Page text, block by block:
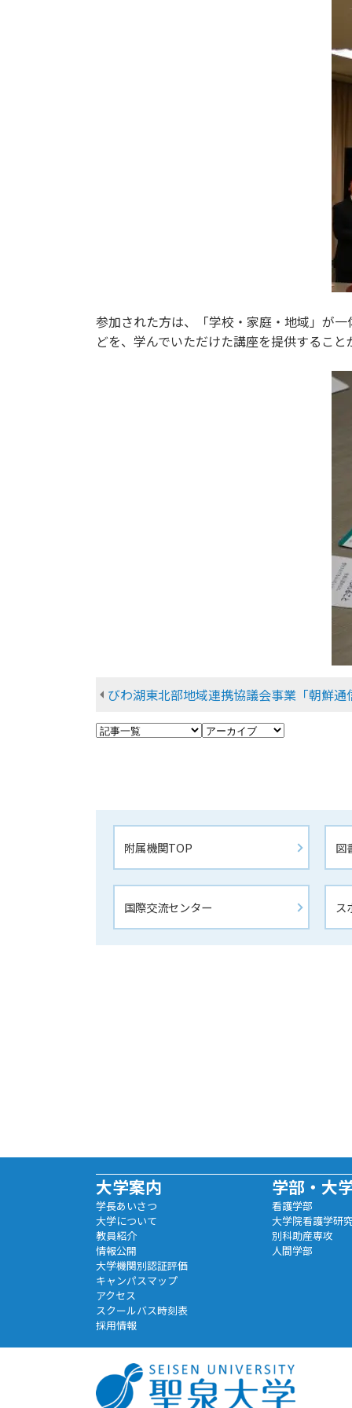
参加された方は、「学校・家庭・地域」が
どを、学んでいただけた講座を提供するこ
びわ湖東北部地域連携協議会事業「朝鮮通信使の足跡をたど
附属機関TOP 図
国際交流センター ス
大学案内
学長あいさつ
大学について
教員紹介
情報公開
大学機関別認証評価
キャンパスマップ
アクセス
スクールバス時刻表
採用情報
学部・大
看護学部
大学院看護学研
別科助産専攻
人間学部